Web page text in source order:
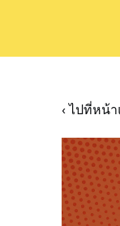
‹ ไปที่หน้